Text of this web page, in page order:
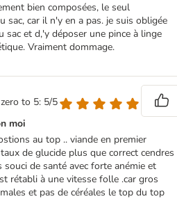
bien composées, le seul
sac, car il n'y en a pas. je suis obligée
sac et d,'y déposer une pince à linge
Vraiment dommage.
to 5: 5/5
moi
au top .. viande en premier
de glucide plus que correct cendres
souci de santé avec forte anémie et
rétabli à une vitesse folle .car gros
et pas de céréales le top du top